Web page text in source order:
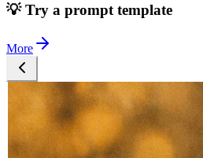
💡 Try a prompt template
More